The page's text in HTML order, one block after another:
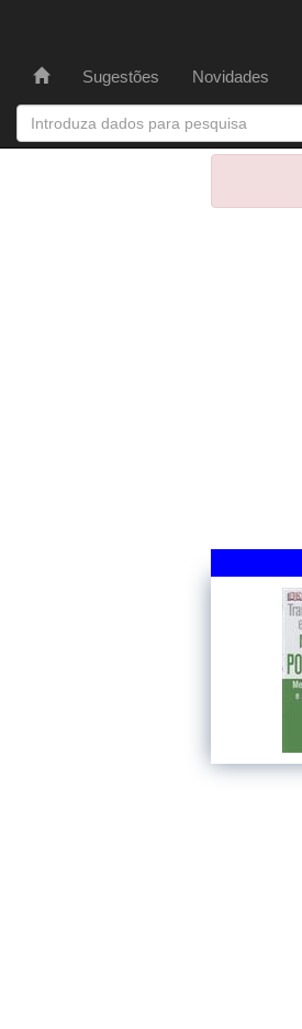
Sugestões Novidades